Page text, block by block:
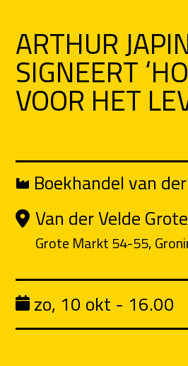
ARTHUR
SIGNEERT
VOOR HET
Boekhandel van
Van der Velde
Grote Markt 54-55,
zo, 10 okt - 16.00